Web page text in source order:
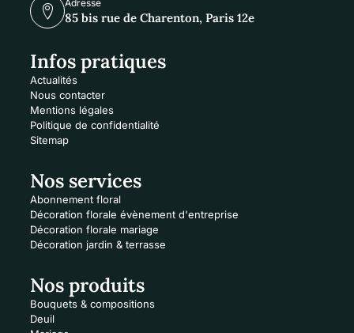
Adresse
85 bis rue de Charenton, Paris 12e
Infos pratiques
Actualités
Nous contacter
Mentions légales
Politique de confidentialité
Sitemap
Nos services
Abonnement floral
Décoration florale évènement d'entreprise
Décoration florale mariage
Décoration jardin & terrasse
Nos produits
Bouquets & compositions
Deuil